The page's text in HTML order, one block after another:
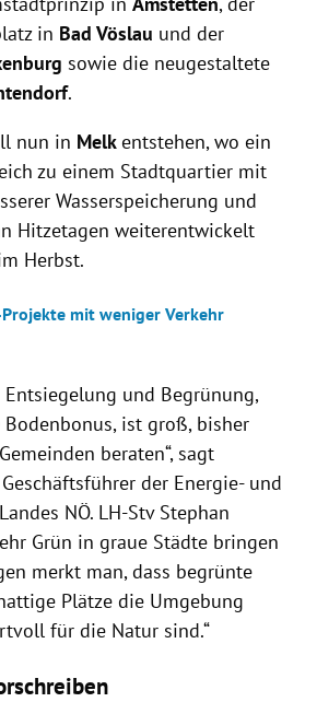
in Bad Vöslau und der
sowie die neugestaltete
.
nun in Melkentstehen, wo ein
zu einem Stadtquartier mit
Wasserspeicherung und
Hitzetagen weiterentwickelt
Herbst.
mit weniger Verkehr
Entsiegelung und Begrünung,
ist groß, bisher
beraten“, sagt
der Energie- und
NÖ. LH-Stv Stephan
Grün in graue Städte bringen
merkt man, dass begrünte
Plätze die Umgebung
für die Natur sind.“